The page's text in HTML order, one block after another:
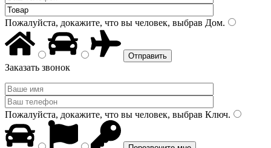
Пожалуйста, докажите, что вы человек, выбрав Дом.
Заказать звонок
Пожалуйста, докажите, что вы человек, выбрав Ключ.